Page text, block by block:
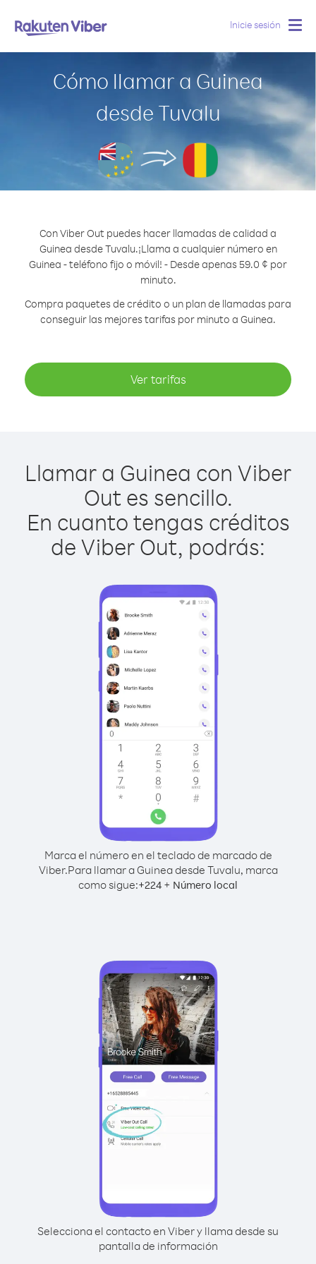
Inicie sesión
Cómo llamar a Guinea
desde Tuvalu
Con Viber Out puedes hacer llamadas de calidad a
Guinea desde Tuvalu.¡Llama a cualquier número en
Guinea - teléfono fijo o móvil! - Desde apenas 59.0 ¢ por
minuto.
Compra paquetes de crédito o un plan de llamadas para
conseguir las mejores tarifas por minuto a Guinea.
Ver tarifas
Llamar a Guinea con Viber
Out es sencillo.
En cuanto tengas créditos
de Viber Out, podrás:
Marca el número en el teclado de marcado de
Viber.Para llamar a Guinea desde Tuvalu, marca
como sigue:+224 + Número local
Selecciona el contacto en Viber y llama desde su
pantalla de información